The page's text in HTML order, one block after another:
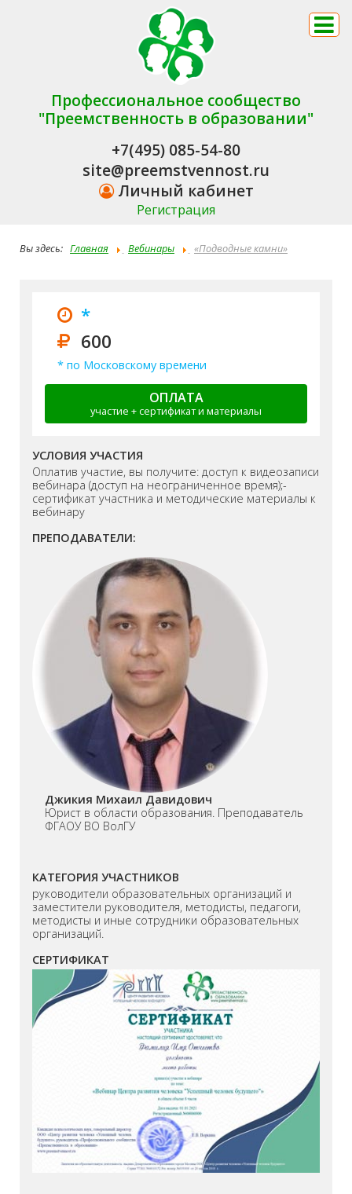
Профессиональное сообщество
"Преемственность в образовании"
+7(495) 085-54-80
site@preemstvennost.ru
Личный кабинет
Регистрация
Вы здесь: Главная Вебинары
«Подводные камни»
*
600
* по Московскому времени
ОПЛАТА
участие + сертификат и материалы
УСЛОВИЯ УЧАСТИЯ
Оплатив участие, вы получите: доступ к видеозаписи
вебинара (доступ на неограниченное время);-
сертификат участника и методические материалы к
вебинару
ПРЕПОДАВАТЕЛИ:
Джикия Михаил Давидович
Юрист в области образования. Преподаватель
ФГАОУ ВО ВолГУ
КАТЕГОРИЯ УЧАСТНИКОВ
руководители образовательных организаций и
заместители руководителя, методисты, педагоги,
методисты и иные сотрудники образовательных
организаций.
СЕРТИФИКАТ